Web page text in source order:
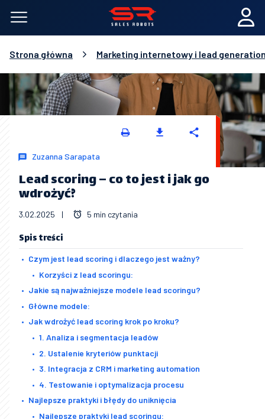
Strona główna Marketing internetowy i lead
Zuzanna Sarapata
Lead scoring – co to jest i jak go
wdrożyć?
3.02.2025 | 5 min czytania
Spis treści
Czym jest lead scoring i dlaczego jest ważny?
Korzyści z lead scoringu:
Jakie są najważniejsze modele lead scoringu?
Główne modele:
Jak wdrożyć lead scoring krok po kroku?
1. Analiza i segmentacja leadów
2. Ustalenie kryteriów punktacji
3. Integracja z CRM i marketing automation
4. Testowanie i optymalizacja procesu
Najlepsze praktyki i błędy do uniknięcia
Najlepsze praktyki lead scoringu: